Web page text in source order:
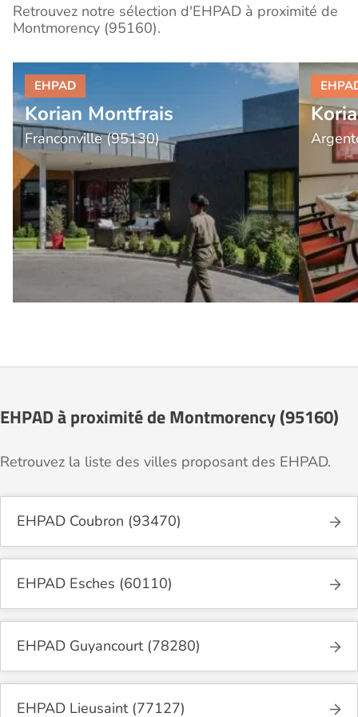
Retrouvez notre sélection d'EHPAD à proximité de
Montmorency (95160).
Korian Montfrais
Franconville (95130)
EHPAD à proximité de Montmorency (95160)
Retrouvez la liste des villes proposant des EHPAD.
EHPAD Coubron (93470)
EHPAD Esches (60110)
EHPAD Guyancourt (78280)
EHPAD Lieusaint (77127)